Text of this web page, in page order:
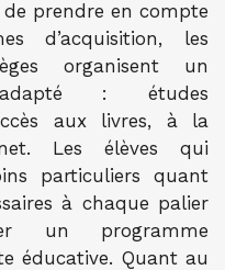
prendre en compte
d’acquisition, les
organisent un
adapté : études
aux livres, à la
Les élèves qui
particuliers quant
à chaque palier
un programme
éducative. Quant au